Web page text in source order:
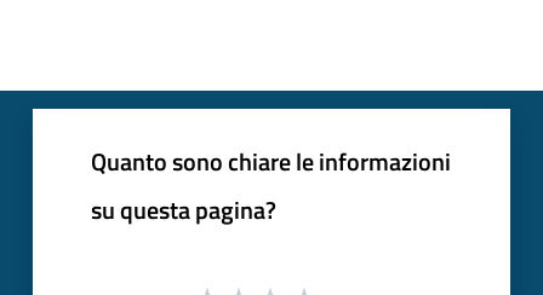
Quanto sono chiare le informazioni
su questa pagina?